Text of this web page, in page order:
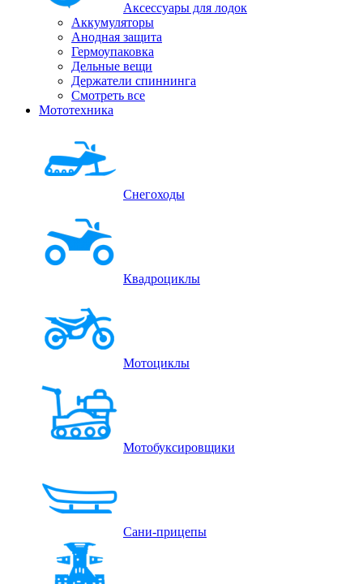
Аксессуары для лодок
Аккумуляторы
Анодная защита
Гермоупаковка
Дельные вещи
Держатели спиннинга
Смотреть все
Мототехника
Снегоходы
Квадроциклы
Мотоциклы
Мотобуксировщики
Сани-прицепы